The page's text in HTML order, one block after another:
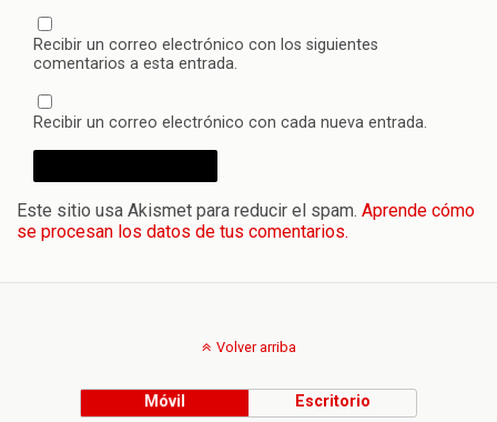
Recibir un correo electrónico con los siguientes
comentarios a esta entrada.
Recibir un correo electrónico con cada nueva entrada.
Este sitio usa Akismet para reducir el spam. Aprende cómo
se procesan los datos de tus comentarios.
Volver arriba
Móvil Escritorio